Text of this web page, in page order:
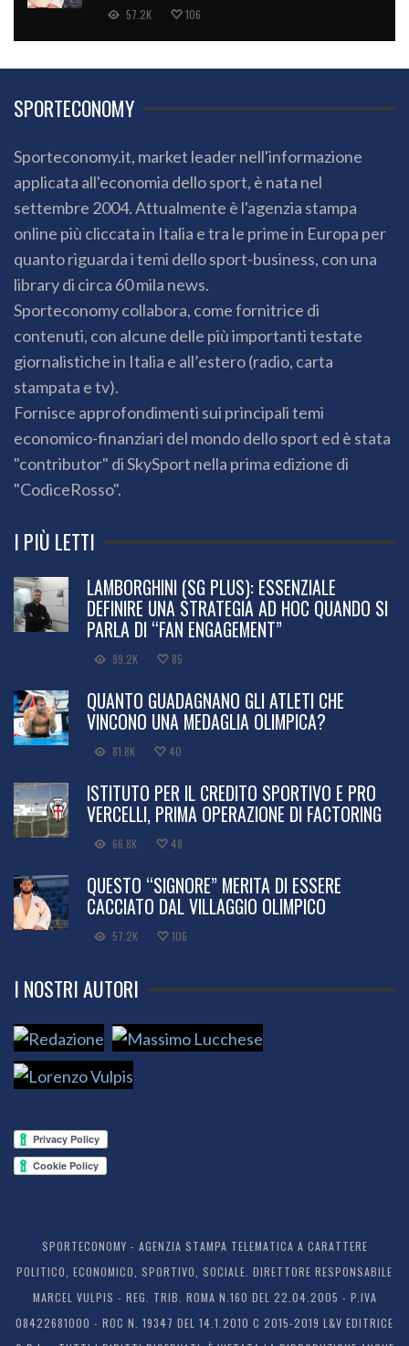
57.2K 106
SPORTECONOMY
Sporteconomy.it, market leader nell'informazione
applicata all'economia dello sport, è nata nel
settembre 2004. Attualmente è l'agenzia stampa
online più cliccata in Italia e tra le prime in Europa per
quanto riguarda i temi dello sport-business, con una
library di circa 60 mila news.
Sporteconomy collabora, come fornitrice di
contenuti, con alcune delle più importanti testate
giornalistiche in Italia e all’estero (radio, carta
stampata e tv).
Fornisce approfondimenti sui principali temi
economico-finanziari del mondo dello sport ed è stata
"contributor" di SkySport nella prima edizione di
"CodiceRosso".
I PIÙ LETTI
LAMBORGHINI (SG PLUS): ESSENZIALE
DEFINIRE UNA STRATEGIA AD HOC QUANDO SI
PARLA DI “FAN ENGAGEMENT”
99.2K 85
QUANTO GUADAGNANO GLI ATLETI CHE
VINCONO UNA MEDAGLIA OLIMPICA?
81.8K 40
ISTITUTO PER IL CREDITO SPORTIVO E PRO
VERCELLI, PRIMA OPERAZIONE DI FACTORING
66.8K 48
QUESTO “SIGNORE” MERITA DI ESSERE
CACCIATO DAL VILLAGGIO OLIMPICO
57.2K 106
I NOSTRI AUTORI
SPORTECONOMY - AGENZIA STAMPA TELEMATICA A CARATTERE
POLITICO, ECONOMICO, SPORTIVO, SOCIALE. DIRETTORE RESPONSABILE
MARCEL VULPIS - REG. TRIB. ROMA N.160 DEL 22.04.2005 - P.IVA
08422681000 - ROC N. 19347 DEL 14.1.2010 C 2015-2019 L&V EDITRICE